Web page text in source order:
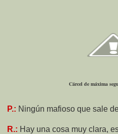
Cárcel de máxima
P.: Ningún mafioso que sale
R.: Hay una cosa muy clara,